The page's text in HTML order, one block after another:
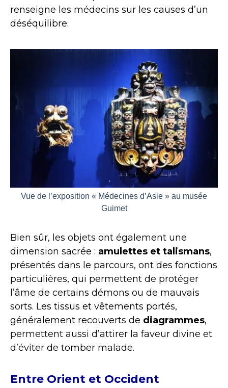
renseigne les médecins sur les causes d’un
déséquilibre.
Vue de l’exposition « Médecines d’Asie » au musée
Guimet
Bien sûr, les objets ont également une
dimension sacrée : amulettes et talismans,
présentés dans le parcours, ont des fonctions
particulières, qui permettent de protéger
l’âme de certains démons ou de mauvais
sorts. Les tissus et vêtements portés,
généralement recouverts de diagrammes,
permettent aussi d’attirer la faveur divine et
d’éviter de tomber malade.
Entre Orient et Occident